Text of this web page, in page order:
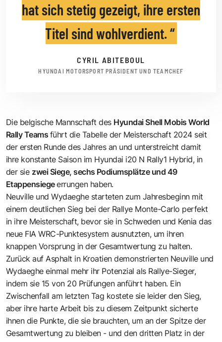
hat sich stetig gezeigt, ihre ersten
Titel sind wohlverdient.
CYRIL ABITEBOUL
HYUNDAI MOTORSPORT PRÄSIDENT UND TEAMCHEF
Die belgische Mannschaft des Hyundai Shell Mobis World
Rally Teams führt die Tabelle der Meisterschaft 2024 seit
der ersten Runde des Jahres an und unterstreicht damit
ihre konstante Saison im Hyundai i20 N Rally1 Hybrid, in
der sie zwei Siege, sechs Podiumsplätze und 49
Etappensiegeerrungen haben.
Neuville und Wydaeghe starteten zum Jahresbeginn mit
einem deutlichen Sieg bei der Rallye Monte-Carlo perfekt
in ihre Meisterschaft, bevor sie in Schweden und Kenia das
neue FIA WRC-Punktesystem ausnutzten, um ihren
knappen Vorsprung in der Gesamtwertung zu halten.
Zurück auf Asphalt in Kroatien demonstrierten Neuville und
Wydaeghe einmal mehr ihr Potenzial als Rallye-Sieger,
indem sie 15 von 20 Prüfungen anführt haben. Ein
Zwischenfall am letzten Tag kostete sie leider den Sieg,
aber ihre harte Arbeit bis zu diesem Zeitpunkt sicherte
ihnen die Punkte, die sie brauchten, um an der Spitze der
Gesamtwertung zu bleiben - und den dritten Platz in der